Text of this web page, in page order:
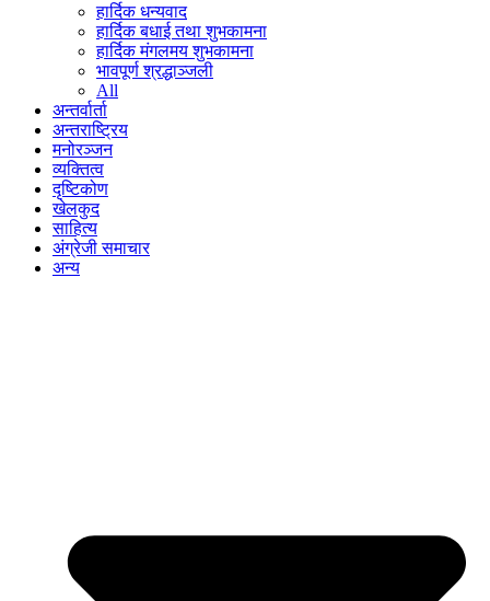
हार्दिक धन्यवाद
हार्दिक बधाई तथा शुभकामना
हार्दिक मंगलमय शुभकामना
भावपूर्ण श्रद्धाञ्जली
All
अन्तर्वार्ता
अन्तराष्ट्रिय
मनोरञ्जन
व्यक्तित्व
दृष्टिकोण
खेलकुद
साहित्य
अंग्रेजी समाचार
अन्य